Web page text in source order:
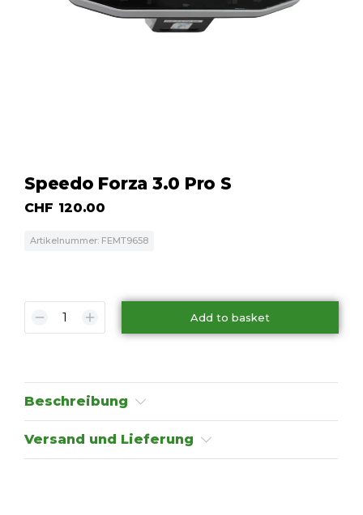
Speedo Forza 3.0 Pro S
CHF 120.00
Artikelnummer: FEMT9658
Add to basket
Beschreibung
Versand und Lieferung